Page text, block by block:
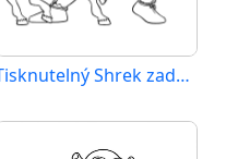
Tisknutelný Shrek zadarmo